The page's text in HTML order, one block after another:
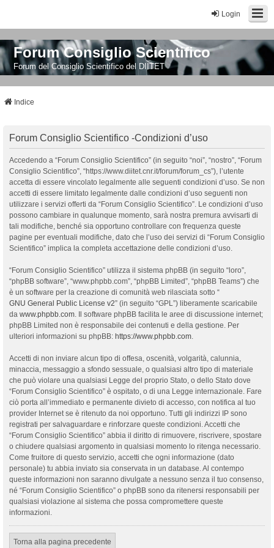
Login
Forum Consiglio Scientifico
Forum del Consiglio Scientifico del DIITET
Indice
Forum Consiglio Scientifico -Condizioni d’uso
Accedendo a “Forum Consiglio Scientifico” (in seguito “noi”, “nostro”, “Forum
Consiglio Scientifico”, “https://www.diitet.cnr.it/forum/forum_cs”), l’utente
accetta di essere vincolato legalmente alle seguenti condizioni d’uso. Se non
accetti di essere limitato legalmente dalle condizioni d’uso seguenti non
utilizzare i servizi offerti da “Forum Consiglio Scientifico”. Le condizioni d’uso
possono cambiare in qualunque momento, sarà nostra premura avvisarti di
tali modifiche, benché sia opportuno controllare con frequenza queste
pagine per eventuali modifiche, dato che l’uso dei servizi di “Forum Consiglio
Scientifico” implica la completa accettazione delle condizioni d’uso.
“Forum Consiglio Scientifico” utilizza il sistema phpBB (in seguito “loro”,
“phpBB software”, “www.phpbb.com”, “phpBB Limited”, “phpBB Teams”) che
è un software per la creazione di comunità web rilasciata sotto “
GNU General Public License v2” (in seguito “GPL”) liberamente scaricabile
da www.phpbb.com. Il software phpBB facilita le aree di discussione internet;
phpBB Limited non è responsabile dei contenuti e della gestione. Per
ulteriori informazioni su phpBB: https://www.phpbb.com.
Accetti di non inviare alcun tipo di offesa, oscenità, volgarità, calunnia,
minaccia, messaggio a sfondo sessuale, o qualsiasi altro tipo di materiale
che può violare una qualsiasi Legge del proprio Stato, o dello Stato dove
“Forum Consiglio Scientifico” è ospitato, o di una Legge internazionale. Fare
ciò porta all’immediato e permanente divieto di accesso, con notifica al tuo
provider Internet se è ritenuto da noi opportuno. Tutti gli indirizzi IP sono
registrati per salvaguardare e rinforzare queste condizioni. Accetti che
“Forum Consiglio Scientifico” abbia il diritto di rimuovere, riscrivere, spostare
o chiudere qualsiasi argomento in qualsiasi momento lo ritenga necessario.
Come fruitore di questo servizio, accetti che ogni informazione (dato
personale) tu abbia inviato sia conservata in un database. Al contempo
queste informazioni non saranno divulgate a nessuno senza il tuo consenso,
né “Forum Consiglio Scientifico” o phpBB sono da ritenersi responsabili per
qualsiasi violazione al sistema che possa compromettere queste
informazioni.
Torna alla pagina precedente